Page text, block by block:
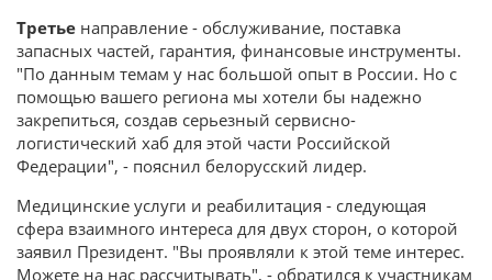
Третье направление - обслуживание, поставка
запасных частей, гарантия, финансовые инструменты.
"По данным темам у нас большой опыт в России. Но с
помощью вашего региона мы хотели бы надежно
закрепиться, создав серьезный сервисно-
логистический хаб для этой части Российской
Федерации", - пояснил белорусский лидер.
Медицинские услуги и реабилитация - следующая
сфера взаимного интереса для двух сторон, о которой
заявил Президент. "Вы проявляли к этой теме интерес.
Можете на нас рассчитывать", - обратился к участникам